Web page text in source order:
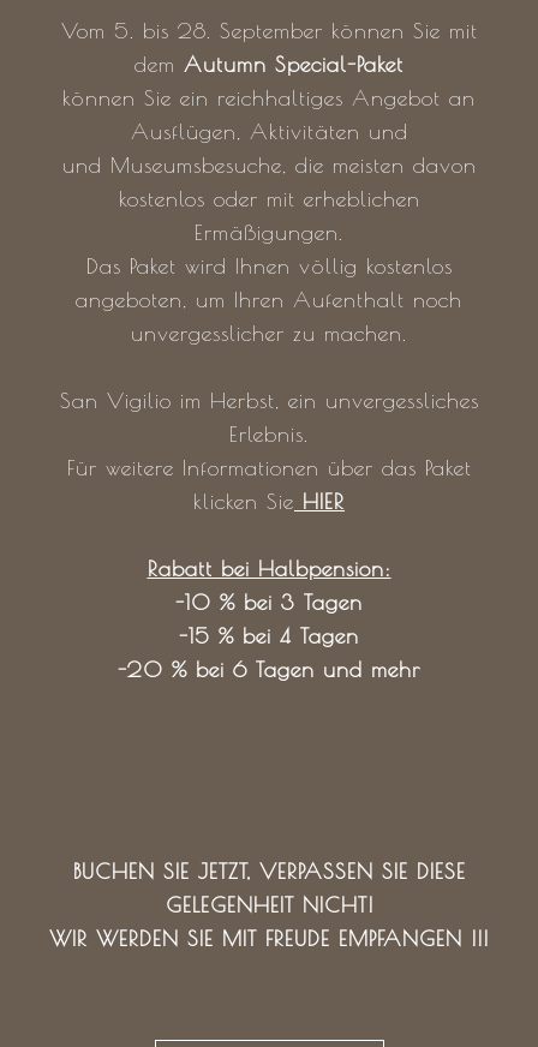
Vom 5. bis 28. September können Sie mit
dem Autumn Special-Paket
können Sie ein reichhaltiges Angebot an
Ausflügen, Aktivitäten und
und Museumsbesuche, die meisten davon
kostenlos oder mit erheblichen
Ermäßigungen.
Das Paket wird Ihnen völlig kostenlos
angeboten, um Ihren Aufenthalt noch
unvergesslicher zu machen.
San Vigilio im Herbst, ein unvergessliches
Erlebnis.
Für weitere Informationen über das Paket
klicken Sie HIER
Rabatt bei Halbpension:
-10 % bei 3 Tagen
-15 % bei 4 Tagen
-20 % bei 6 Tagen und mehr
BUCHEN SIE JETZT, VERPASSEN SIE DIESE
GELEGENHEIT NICHT!
WIR WERDEN SIE MIT FREUDE EMPFANGEN !!!